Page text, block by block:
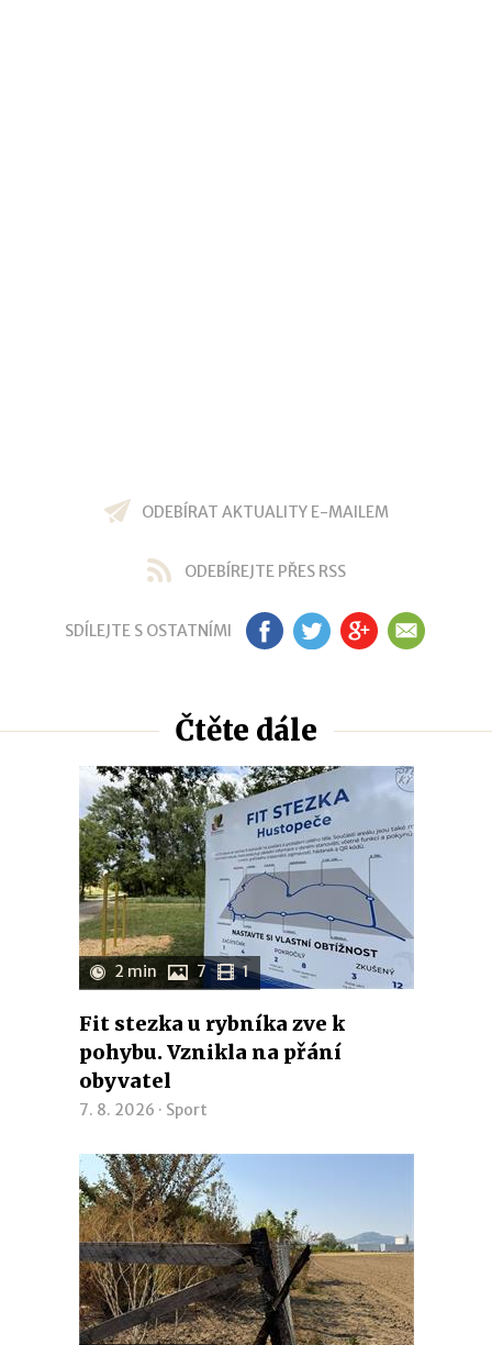
ODEBÍRAT AKTUALITY E-MAILEM
ODEBÍREJTE PŘES RSS
SDÍLEJTE S OSTATNÍMI FB TW GP EM
Čtěte dále
2 min 7 1
Fit stezka u rybníka zve k
pohybu. Vznikla na přání
obyvatel
7. 8. 2026 · Sport